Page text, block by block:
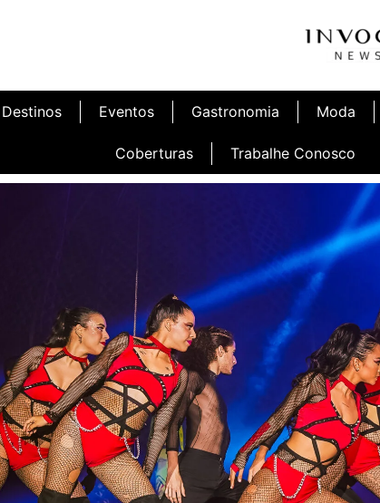
Destinos Eventos Gastronomia Moda
Coberturas Trabalhe Conosco